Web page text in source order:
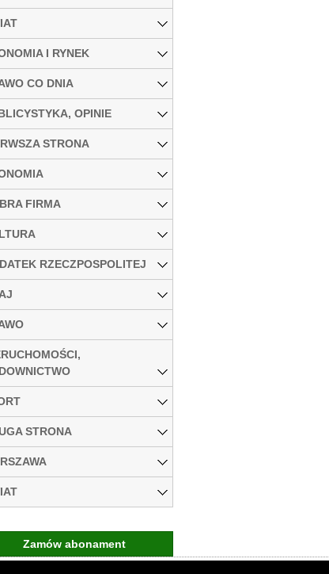
I RYNEK
CO DNIA
OPINIE
STRONA
FIRMA
RZECZPOSPOLITEJ
STRONA
Zamów abonament